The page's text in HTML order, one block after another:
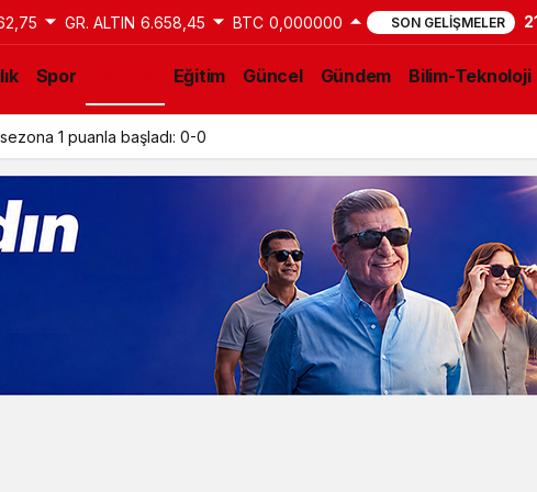
GR. ALTIN 6.658,45 BTC 0,000000 SON GELIŞMELER
Spor Eğitim Güncel Gündem Bilim-Teknoloji
1 puanla başladı: 0-0